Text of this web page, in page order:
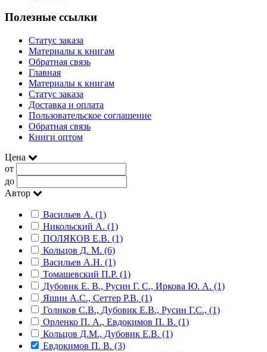
Полезные ссылки
Статус заказа
Материалы к книгам
Обратная связь
Главная
Материалы к книгам
Статус заказа
Доставка и оплата
Пользовательское соглашение
Обратная связь
Книги оптом
Цена
от
до
Автор
Васильев А. (1)
Никольский А. (1)
ПОЛЯКОВ Е.В. (1)
Кольцов Д. М. (6)
Васильев А.Н. (1)
Томашевский П.Р. (1)
Дубовик Е. В., Русин Г. С., Иркова Ю. А. (1)
Яшин А.С., Сеттер Р.В. (1)
Голиков С.В., Дубовик Е.В., Русин Г.С., (1)
Орленко П. А., Евдокимов П. В. (1)
Кольцов Д.М., Дубовик Е.В. (1)
Евдокимов П. В. (3)